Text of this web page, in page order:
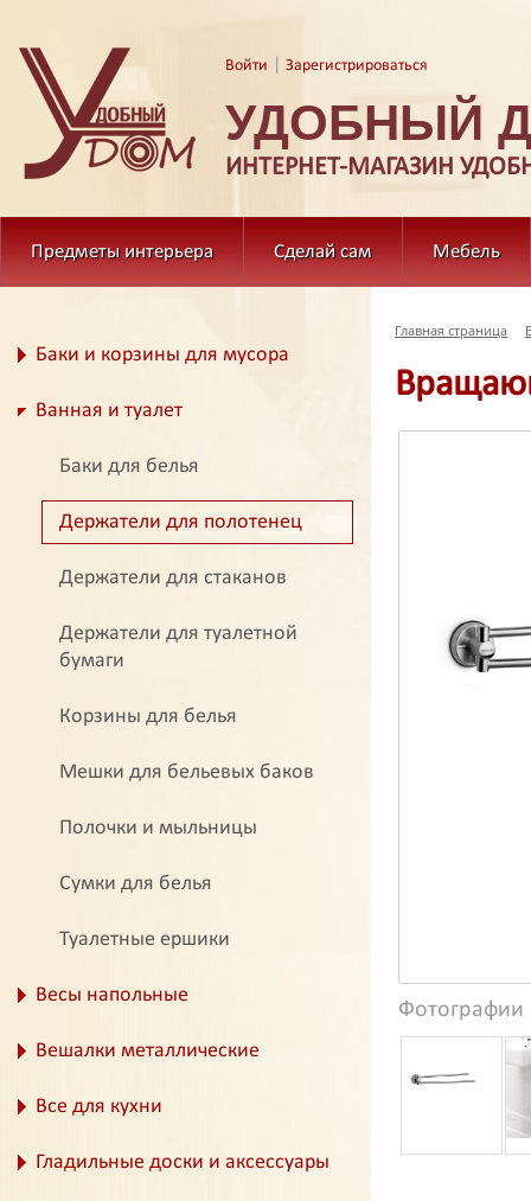
Войти Зарегистрироваться
УДОБНЫЙ
ИНТЕРНЕТ-МАГАЗИН
Предметы интерьера Сделай сам Мебель
Баки и корзины для мусора
Ванная и туалет
Баки для белья
Держатели для полотенец
Держатели для стаканов
Держатели для туалетной
бумаги
Корзины для белья
Мешки для бельевых баков
Полочки и мыльницы
Сумки для белья
Туалетные ершики
Весы напольные
Вешалки металлические
Все для кухни
Гладильные доски и аксессуары
Главная страница
Фотографии